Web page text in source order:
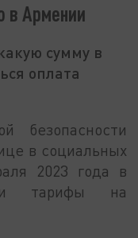
в Армении
сумму в
оплата
безопасности
в социальных
2023 года в
тарифы на